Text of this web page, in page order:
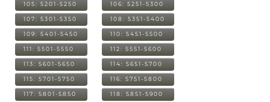
105: 5201-5250 106: 5251-5300
107: 5301-5350 108: 5351-5400
109: 5401-5450 110: 5451-5500
111: 5501-5550 112: 5551-5600
113: 5601-5650 114: 5651-5700
115: 5701-5750 116: 5751-5800
117: 5801-5850 118: 5851-5900